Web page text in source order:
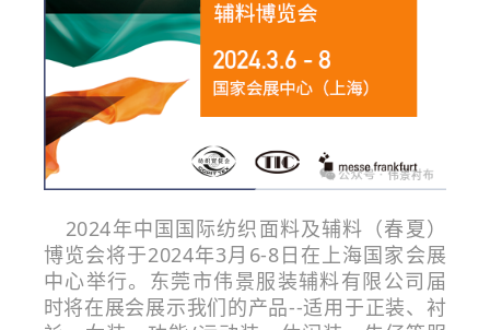
2024年中国国际纺织面料及辅料（春夏）
博览会将于2024年3月6-8日在上海国家会展
中心举行。东莞市伟景服装辅料有限公司届
时将在展会展示我们的产品--适用于正装、衬